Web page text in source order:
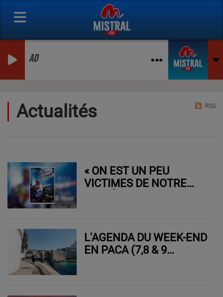
AD
Actualités RSS
« ON EST UN PEU
VICTIMES DE NOTRE
L'AGENDA DU WEEK-END
EN PACA (7,8 & 9